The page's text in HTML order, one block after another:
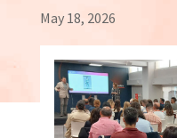
May 18, 2026